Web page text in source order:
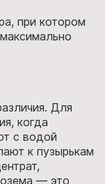
при котором
Для
когда
с водой
к пузырькам
— это